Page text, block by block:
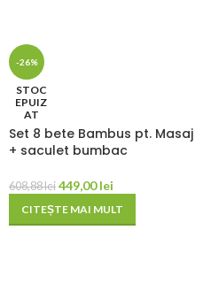
-26%
STOC
EPUIZ
AT
Set 8 bete Bambus pt. Masaj
+ saculet bumbac
608,88lei 449,00lei
CITEȘTE MAI MULT